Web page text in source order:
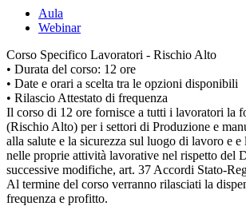
Aula
Webinar
Corso Specifico Lavoratori - Rischio Alto
• Durata del corso: 12 ore
• Date e orari a scelta tra le opzioni disponibili
• Rilascio Attestato di frequenza
Il corso di 12 ore fornisce a tutti i lavoratori la
(Rischio Alto) per i settori di Produzione e
alla salute e la sicurezza sul luogo di lavoro e
nelle proprie attività lavorative nel rispetto del
successive modifiche, art. 37 Accordi Stato-
Al termine del corso verranno rilasciati la
frequenza e profitto.